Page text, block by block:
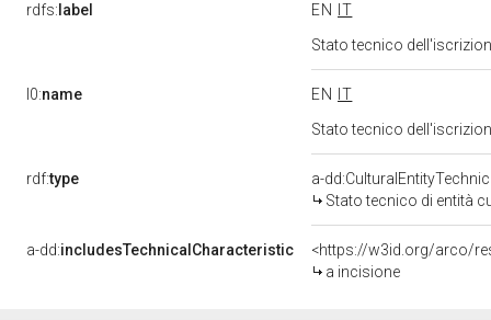
rdfs: label EN
IT
Stato tecnico
l0:name EN
IT
Stato tecnico
rdf:type
a-
Stato tecnico di entità
a-dd:includesTechnicalCharacteristic
<https://w3id.org/arco/
a incisione